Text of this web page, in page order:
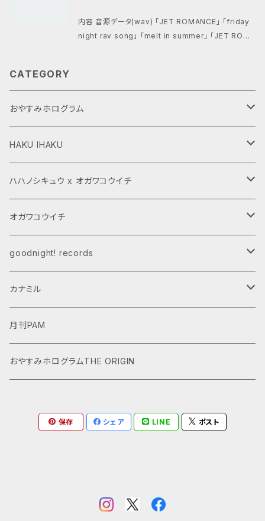
内容 音源データ(wav) 「JET ROMANCE」 「friday
night rav song」 「melt in summer」 「JET ROMA
CATEGORY
おやすみホログラム
CD,LP
グッズ
ダウンロード商品
受注商品
HAKU IHAKU
グッズ
CD,LP
ダウンロード商品
ハハノシキュウ x オガワコウイチ
グッズ
CD,LP
ダウンロード商品
オガワコウイチ
CD,LP
goodnight! records
グッズ
受注商品
カナミル
デジタルデータ
月刊PAM
おやすみホログラムTHE ORIGIN
保存 シェア LINE ポスト